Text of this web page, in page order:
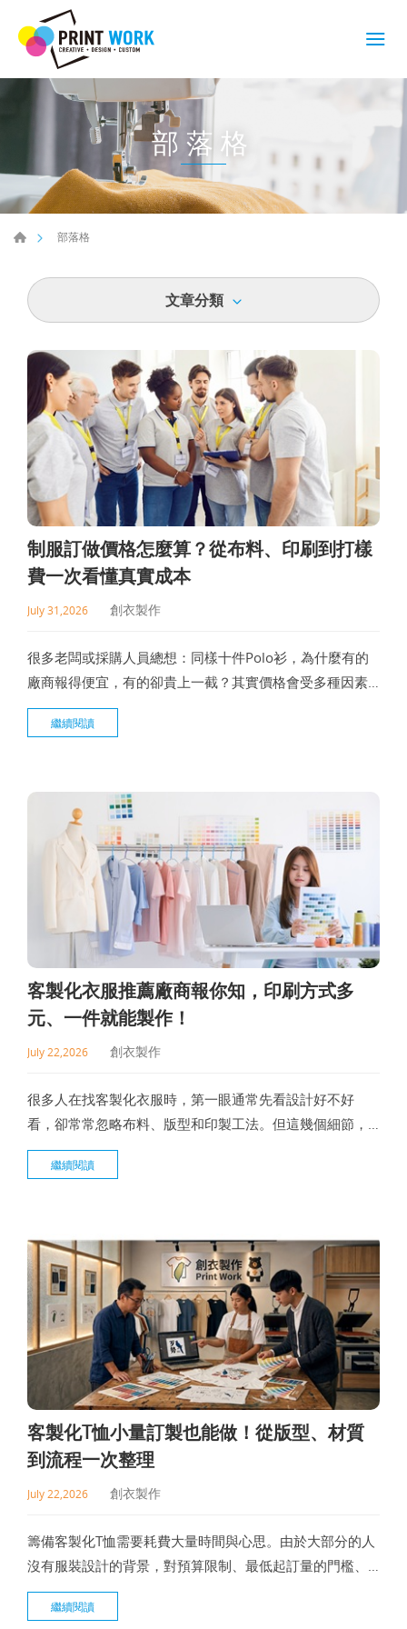
部落格
部落格
文章分類
制服訂做價格怎麼算？從布料、印刷到打樣
費一次看懂真實成本
July 31,2026 創衣製作
很多老闆或採購人員總想：同樣十件Polo衫，為什麼有的
廠商報得便宜，有的卻貴上一截？其實價格會受多種因素
影響，布料選擇、印繡工法、訂製數量，甚至版型要不要
開版，都會反映在最終金額上。這篇文章帶你搞懂制服訂
繼續閱讀
客製化衣服推薦廠商報你知，印刷方式多
元、一件就能製作！
July 22,2026 創衣製作
很多人在找客製化衣服時，第一眼通常先看設計好不好
看，卻常常忽略布料、版型和印製工法。但這幾個細節，
都會影響最終成品的品質。不管是要做團體服、品牌周
邊，還是活動紀念衣，如果一開始沒有先想清楚用途和預
繼續閱讀
客製化T恤小量訂製也能做！從版型、材質
到流程一次整理
July 22,2026 創衣製作
籌備客製化T恤需要耗費大量時間與心思。由於大部分的人
沒有服裝設計的背景，對預算限制、最低起訂量的門檻、
交期的安排，以及圖檔規格要求都不太了解。本篇文章將
從版型、材質挑選與印刷工法切入，提供客製化T恤訂製需
繼續閱讀